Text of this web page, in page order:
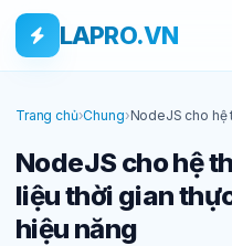
Skip to main content
Bỏ qua tới nội dung
LAPRO.VN
Trang chủ›Chung›NodeJS cho hệ
NodeJS cho hệ
liệu thời gian
hiệu năng